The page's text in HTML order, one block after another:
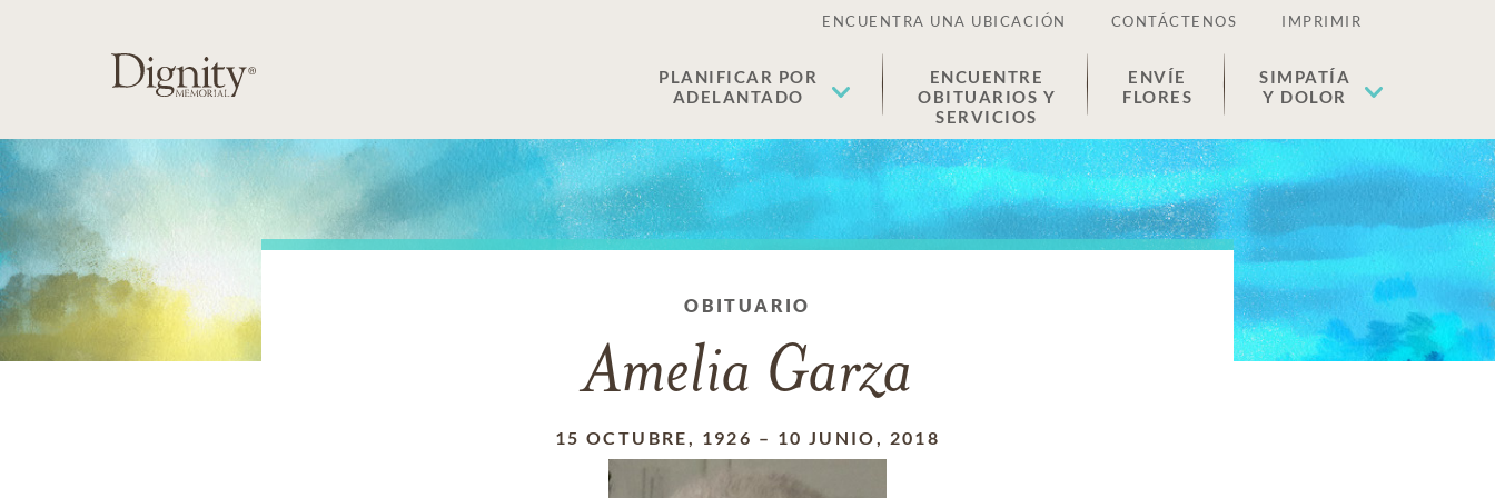
ENCUENTRA UNA UBICACIÓN CONTÁCTENOS IMPRIMIR
PLANIFICAR POR
ADELANTADO
ENCUENTRE
OBITUARIOS Y
SERVICIOS
ENVÍE
FLORES
SIMPATÍA
Y DOLOR
OBITUARIO
Amelia Garza
15 OCTUBRE, 1926 – 10 JUNIO, 2018